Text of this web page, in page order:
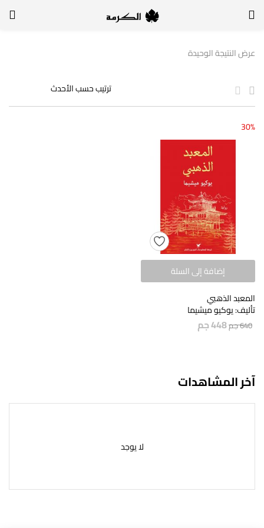
لتسجيل الدخول, أدخل اسم المستخدم وكلمة السر
تذكر بياناتي
عرض النتيجة الوحيدة
30%
إضافة إلى السلة
المعبد الذهبي
تأليف: يوكيو ميشيما
640جم448جم
آخر المشاهدات
لا يوجد